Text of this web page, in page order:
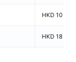
HKD 10
HKD 18